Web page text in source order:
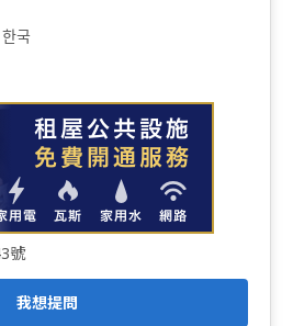
국
號
我想提問